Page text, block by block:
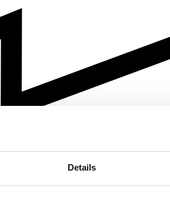
Details